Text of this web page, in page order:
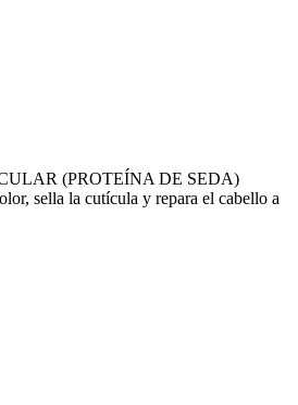
(PROTEÍNA DE SEDA)
sella la cutícula y repara el cabello a